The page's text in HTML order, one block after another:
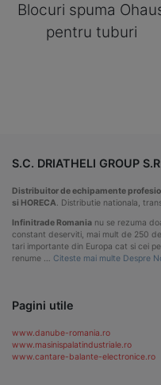
Blocuri spuma
pentru tuburi
S.C. DRIATHELI GROUP
Distribuitor de echipamente
si HORECA . Distributie nationala,
Infinitrade Romania nu se rezuma
constant deserviti, mai mult de 250
tari importante din Europa cat si cei
renume … Citeste mai multe Despre
Pagini utile
www.danube-romania.ro
www.masinispalatindustriale.ro
www.cantare-balante-electronice.ro